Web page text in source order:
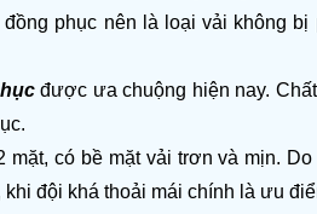
phục nên là loại vải không bị
được ưa chuộng hiện nay.
có bề mặt vải trơn và mịn.
đội khá thoải mái chính là ưu